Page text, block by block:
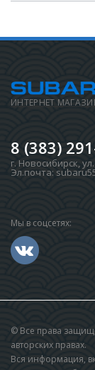
ИНТЕРНЕТ
8 (383)
г. Новосибирск,
Эл.почта:
Мы в соцсетях:
© Все права
авторских правах.
Вся информация,